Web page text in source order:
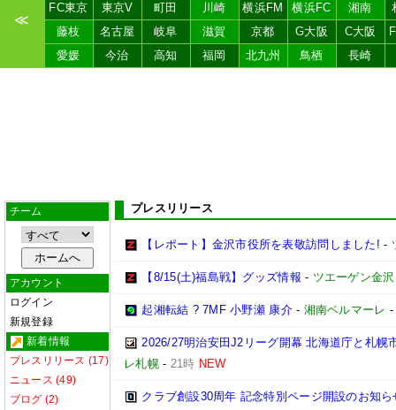
≪
FC東京
東京V 町田 川崎 横浜FM 横浜FC 湘南
藤枝
名古屋 岐阜 滋賀 京都 G大阪 C大阪
愛媛
今治 高知 福岡 北九州 鳥栖 長崎
チーム
アカウント
ログイン
新規登録
新着情報
プレスリリース (17)
ニュース (49)
ブログ (2)
プレスリリース
【レポート】金沢市役所を表敬訪問しました! -
【8/15(土)福島戦】グッズ情報 - ツエーゲン金沢
起湘転結 ? 7MF 小野瀬 康介- 湘南ベルマーレ
2026/27明治安田J2リーグ開幕 北海道庁と札幌
レ札幌- 21時 NEW
クラブ創設30周年 記念特別ページ開設のお知ら